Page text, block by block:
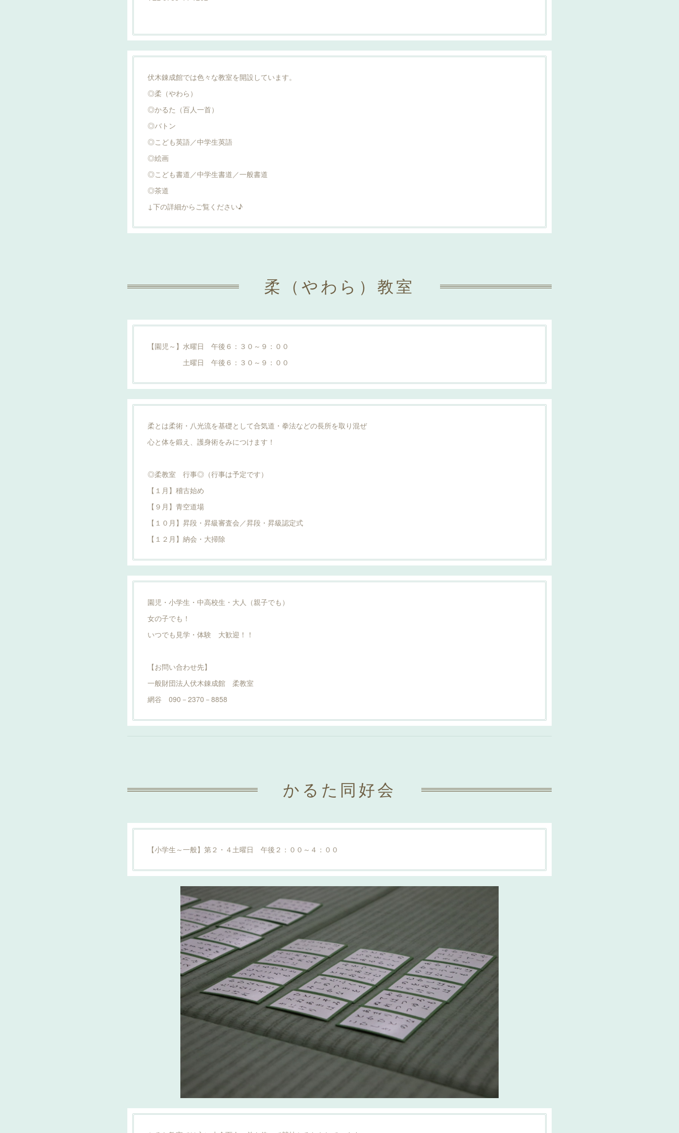
伏木錬成館では色々な教室を開設しています。
◎柔（やわら）
◎かるた（百人一首）
◎バトン
◎こども英語／中学生英語
◎絵画
◎こども書道／中学生書道／一般書道
◎茶道
↓下の詳細からご覧ください♪
柔（やわら）教室
【園児～】水曜日 午後６：３０～９：００
土曜日 午後６：３０～９：００
柔とは柔術・八光流を基礎として合気道・拳法などの長所を取り混ぜ
心と体を鍛え、護身術をみにつけます！
◎柔教室 行事◎（行事は予定です）
【１月】稽古始め
【９月】青空道場
【１０月】昇段・昇級審査会／昇段・昇級認定式
【１２月】納会・大掃除
園児・小学生・中高校生・大人（親子でも）
女の子でも！
いつでも見学・体験 大歓迎！！
【お問い合わせ先】
一般財団法人伏木錬成館 柔教室
網谷 090－2370－8858
かるた同好会
【小学生～一般】第２・４土曜日 午後２：００～４：００